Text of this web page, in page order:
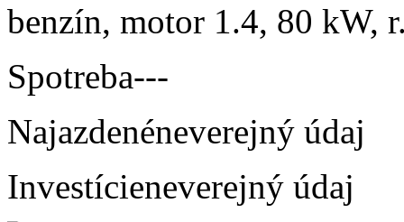
benzín, motor 1.4, 80 kW,
Spotreba---
Najazdenéneverejný údaj
Investícieneverejný údaj